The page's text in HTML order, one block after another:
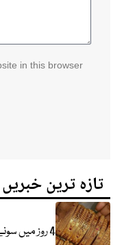
in this browser
تازہ ترین خبریں
4 روز میں سونے کی قیمت میں بڑا اضافہ